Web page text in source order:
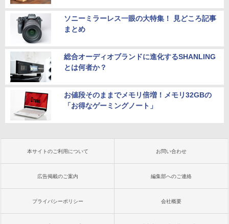
ソニーミラーレス一眼の大特集！ 見どころ記事
まとめ
総合オーディオブランドに進化するSHANLING
とは何者か？
お値段そのままでメモリ倍増！メモリ32GBの
「お得なゲーミングノート」
本サイトのご利用について お問い合わせ
広告掲載のご案内 編集部へのご連絡
プライバシーポリシー 会社概要